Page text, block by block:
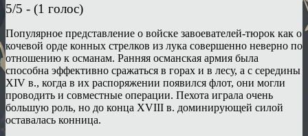
5/5 - (1 голос)
Популярное представление о войске завоевателей-тюрок как о
кочевой орде конных стрелков из лука совершенно неверно по
отношению к османам. Ранняя османская армия была
способна эффективно сражаться в горах и в лесу, а с середины
XIV в., когда в их распоряжении появился флот, они могли
проводить и совместные операции. Пехота играла очень
большую роль, но до конца XVIII в. доминирующей силой
оставалась конница.